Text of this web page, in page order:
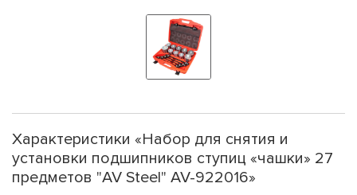
Характеристики «Набор для снятия и
установки подшипников ступиц «чашки» 27
предметов "AV Steel" AV-922016»